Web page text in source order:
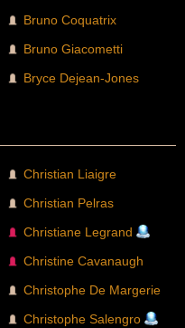
Bruno Coquatrix
Bruno Giacometti
Bryce Dejean-Jones
Christian Liaigre
Christian Pelras
Christiane Legrand
Christine Cavanaugh
Christophe De Margerie
Christophe Salengro